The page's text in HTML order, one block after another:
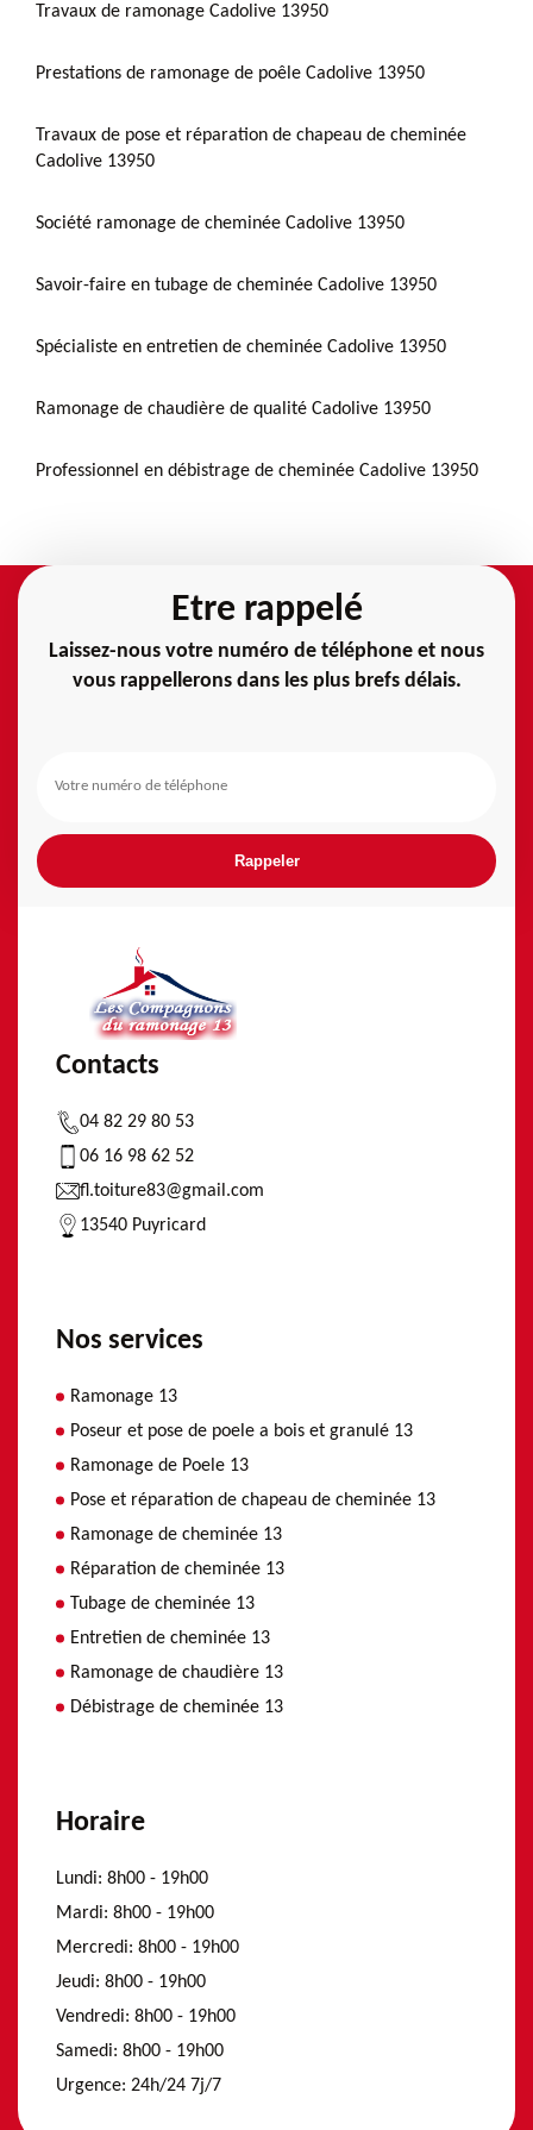
Travaux de ramonage Cadolive 13950
Prestations de ramonage de poêle Cadolive 13950
Travaux de pose et réparation de chapeau de cheminée
Cadolive 13950
Société ramonage de cheminée Cadolive 13950
Savoir-faire en tubage de cheminée Cadolive 13950
Spécialiste en entretien de cheminée Cadolive 13950
Ramonage de chaudière de qualité Cadolive 13950
Professionnel en débistrage de cheminée Cadolive 13950
Etre rappelé
Laissez-nous votre numéro de téléphone et nous
vous rappellerons dans les plus brefs délais.
Contacts
04 82 29 80 53
06 16 98 62 52
fl.toiture83@gmail.com
13540 Puyricard
Nos services
Ramonage 13
Poseur et pose de poele a bois et granulé 13
Ramonage de Poele 13
Pose et réparation de chapeau de cheminée 13
Ramonage de cheminée 13
Réparation de cheminée 13
Tubage de cheminée 13
Entretien de cheminée 13
Ramonage de chaudière 13
Débistrage de cheminée 13
Horaire
Lundi: 8h00 - 19h00
Mardi: 8h00 - 19h00
Mercredi: 8h00 - 19h00
Jeudi: 8h00 - 19h00
Vendredi: 8h00 - 19h00
Samedi: 8h00 - 19h00
Urgence: 24h/24 7j/7